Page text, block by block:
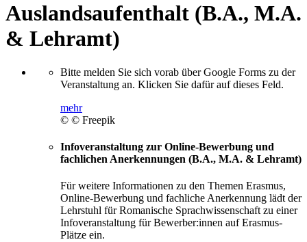
Auslandsaufenthalt (B.A., M.A.
& Lehramt)
Bitte melden Sie sich vorab über Google Forms zu der
Veranstaltung an. Klicken Sie dafür auf dieses Feld.
mehr
© © Freepik
Infoveranstaltung zur Online-Bewerbung und
fachlichen Anerkennungen (B.A., M.A. & Lehramt)
Für weitere Informationen zu den Themen Erasmus,
Online-Bewerbung und fachliche Anerkennung lädt der
Lehrstuhl für Romanische Sprachwissenschaft zu einer
Infoveranstaltung für Bewerber:innen auf Erasmus-
Plätze ein.